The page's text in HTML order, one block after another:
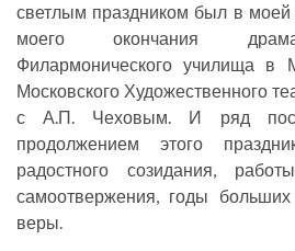
светлым праздником был в
моего окончания
Филармонического училища в
Московского Художественного
с А.П. Чеховым. И ряд
продолжением этого
радостного созидания,
самоотвержения, годы
веры.